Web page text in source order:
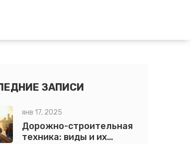
ЗАПИСИ
янв 17, 2025
Дорожно-строительная
техника: виды и их